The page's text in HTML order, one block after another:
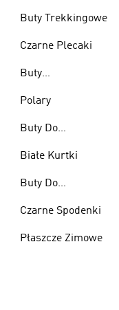
Buty Trekkingowe
Czarne Plecaki
Buty
Polary
Buty Do
Ciężarów
Białe Kurtki
Buty Do
Czarne Spodenki
Płaszcze Zimowe